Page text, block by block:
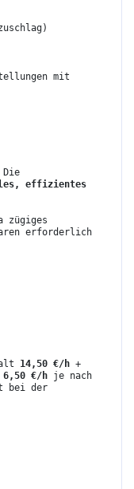
Die
effizientes
zügiges
erforderlich
14,50 €/h
6,50 €/h je nach
bei der